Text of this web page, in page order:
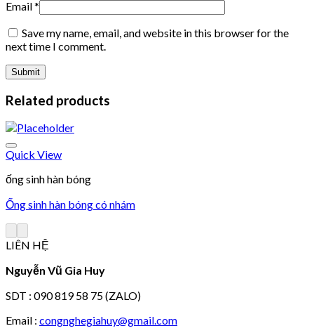
Email*
Save my name, email, and website in this browser for the
next time I comment.
Related products
Quick View
ống sinh hàn bóng
Ống sinh hàn bóng có nhám
LIÊN HỆ
Nguyễn Vũ Gia Huy
SDT : 090 819 58 75 (ZALO)
Email : congnghegiahuy@gmail.com